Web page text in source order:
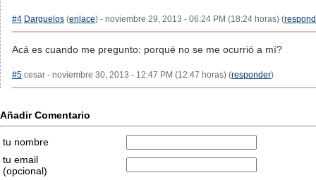
#4 Darguelos (enlace) - noviembre 29, 2013 - 06:24 PM (18:24 horas) (
Acá es cuando me pregunto: porqué no se me ocurrió a mí?
#5 cesar - noviembre 30, 2013 - 12:47 PM (12:47 horas) (responder)
Añadir Comentario
tu nombre
tu email
(opcional)